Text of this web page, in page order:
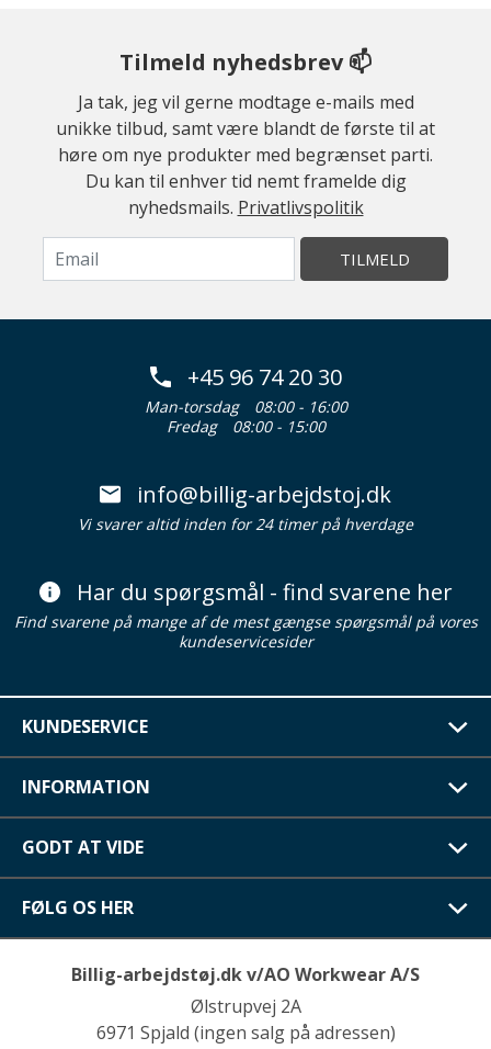
Tilmeld nyhedsbrev 📫
Ja tak, jeg vil gerne modtage e-mails med
unikke tilbud, samt være blandt de første til at
høre om nye produkter med begrænset parti.
Du kan til enhver tid nemt framelde dig
nyhedsmails. Privatlivspolitik
TILMELD
+45 96 74 20 30
Man-torsdag
08:00 - 16:00
Fredag
08:00 - 15:00
info@billig-arbejdstoj.dk
Vi svarer altid inden for 24 timer på hverdage
Har du spørgsmål - find svarene her
Find svarene på mange af de mest gængse spørgsmål på vores
kundeservicesider
KUNDESERVICE
INFORMATION
GODT AT VIDE
FØLG OS HER
Billig-arbejdstøj.dk v/AO Workwear A/S
Ølstrupvej 2A
6971 Spjald (ingen salg på adressen)